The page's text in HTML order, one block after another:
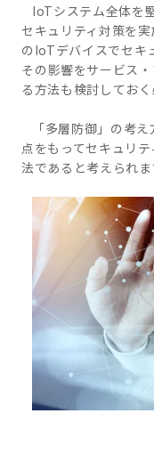
IoTシステム全体を
セキュリティ対策を
の IoTデバイスでセキ
その影響をサービス
る方法も検討しておく
「多層防御」の考
点をもってセキュリ
法であると考えられま